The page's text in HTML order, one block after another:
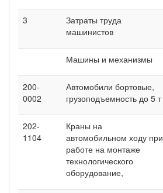
3
Затраты труда
машинистов
Машины и механизмы
200-
0002
Автомобили бортовые,
грузоподъемность до 5 т
202-
1104
Краны на
автомобильном ходу при
работе на монтаже
технологического
оборудование,